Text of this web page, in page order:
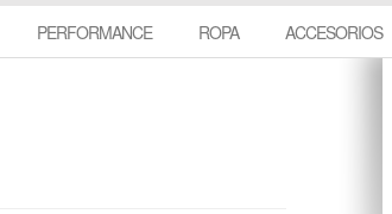
PERFORMANCE ROPA ACCESORIOS